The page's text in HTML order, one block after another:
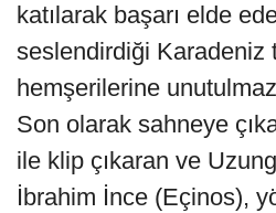
katılarak başarı elde
seslendirdiği Karadeniz
hemşerilerine
Son olarak sahneye
ile klip çıkaran ve
İbrahim İnce (Eçinos),